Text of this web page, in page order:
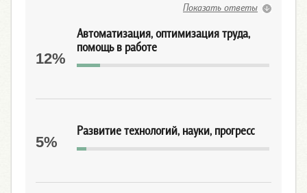
Показать ответы
Автоматизация, оптимизация труда,
помощь в работе
12%
Развитие технологий, науки, прогресс
5%